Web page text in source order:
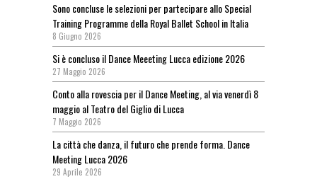
Sono concluse le selezioni per partecipare allo Special
Training Programme della Royal Ballet School in Italia
8 Giugno 2026
Si è concluso il Dance Meeeting Lucca edizione 2026
27 Maggio 2026
Conto alla rovescia per il Dance Meeting, al via venerdì 8
maggio al Teatro del Giglio di Lucca
7 Maggio 2026
La città che danza, il futuro che prende forma. Dance
Meeting Lucca 2026
29 Aprile 2026